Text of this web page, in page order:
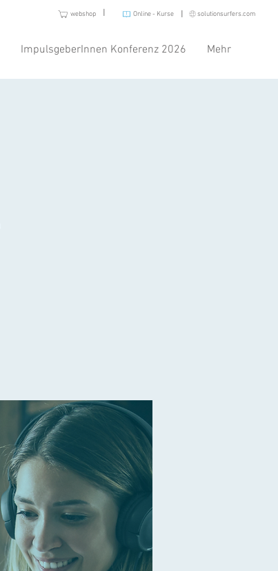
ImpulsgeberInnen Konferenz 2026 Mehr
I
webshop Online - Kurse
I solutionsurfers.com